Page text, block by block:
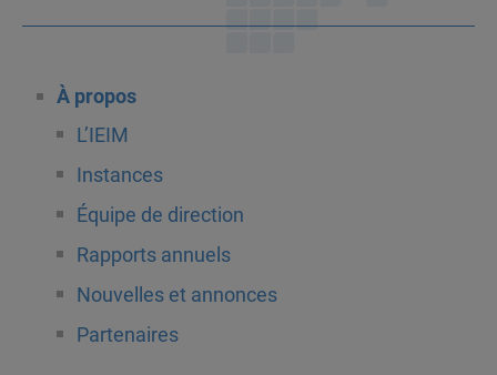
À propos
L’IEIM
Instances
Équipe de direction
Rapports annuels
Nouvelles et annonces
Partenaires